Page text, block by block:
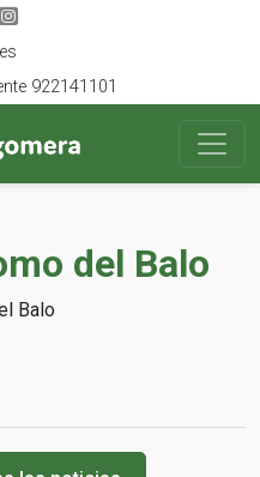
922141101
del Balo
Balo